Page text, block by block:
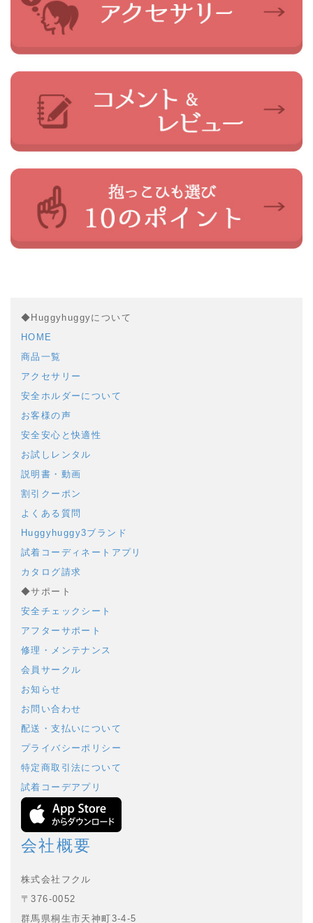
◆Huggyhuggyについて
HOME
商品一覧
アクセサリー
安全ホルダーについて
お客様の声
安全安心と快適性
お試しレンタル
説明書・動画
割引クーポン
よくある質問
Huggyhuggy3ブランド
試着コーディネートアプリ
カタログ請求
◆サポート
安全チェックシート
アフターサポート
修理・メンテナンス
会員サークル
お知らせ
お問い合わせ
配送・支払いについて
プライバシーポリシー
特定商取引法について
試着コーデアプリ
会社概要
株式会社フクル
〒376-0052
群馬県桐生市天神町3-4-5